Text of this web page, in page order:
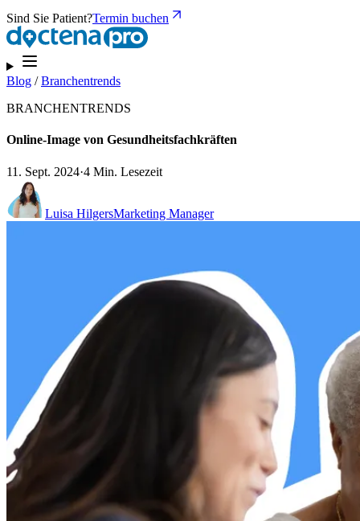
Sind Sie Patient?Termin buchen
Blog /Branchentrends
BRANCHENTRENDS
Online-Image von Gesundheitsfachkräften
11. Sept. 2024·4 Min. Lesezeit
Luisa HilgersMarketing Manager